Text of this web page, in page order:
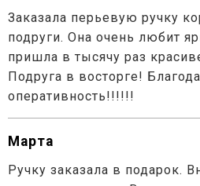
Заказала перьевую ручку
подруги. Она очень любит
пришла в тысячу раз
Подруга в восторге!
оперативность!!!!!!
Марта
Ручку заказала в подарок.